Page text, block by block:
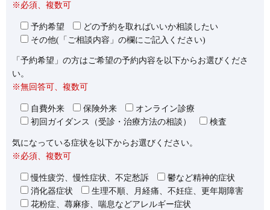
※必須、複数可
予約希望
どの予約を取ればいいか相談したい
その他(「ご相談内容」の欄にご記入ください)
「予約希望」の方はご希望の予約内容を以下からお選びくださ
い。
※無回答可、複数可
自費外来 保険外来
オンライン診療
初回ガイダンス（受診・治療方法の相談）
検査
気になっている症状を以下からお選びください。
※必須、複数可
慢性疲労、慢性症状、不定愁訴
鬱など精神的症状
消化器症状
生理不順、月経痛、不妊症、更年期障害
花粉症、蕁麻疹、喘息などアレルギー症状